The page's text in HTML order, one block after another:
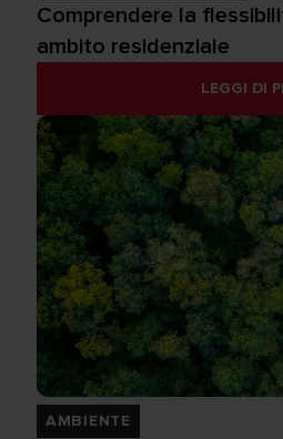
Comprendere la
ambito residenziale
LEGGI DI
AMBIENTE